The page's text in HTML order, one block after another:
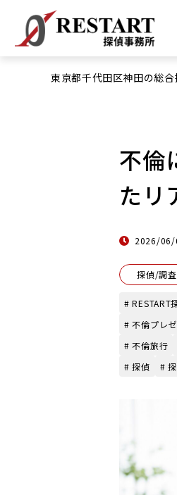
東京都千代田区神田の総
不倫
たリ
2026/06/
探偵/調
# RESTART
# 不倫プレ
# 不倫旅行
# 探偵
#